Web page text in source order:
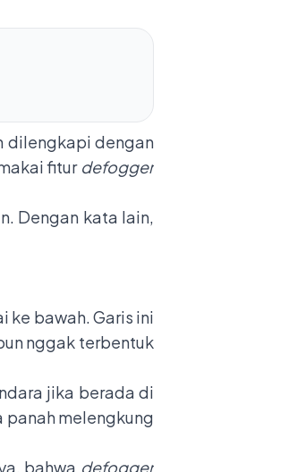
dilengkapi dengan
fitur defogger
Dengan kata lain,
ke bawah. Garis ini
nggak terbentuk
jika berada di
panah melengkung
bahwa defogger